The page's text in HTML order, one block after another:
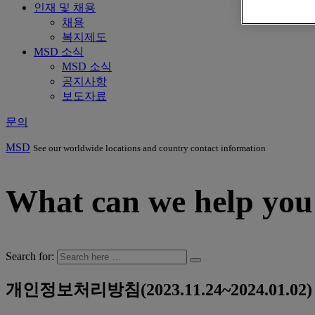
인재 및 채용
채용
복지제도
MSD 소식
MSD 소식
공지사항
보도자료
문의
MSD See our worldwide locations and country contact information
What can we help
Search for:
개인정보처리방침(2023.11.24~2024.01.02)